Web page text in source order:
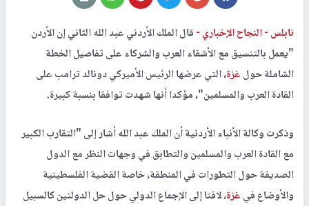
نابلس -النجاح الإخباري -قال الملك الأردني عبد الله الثاني إن الأردن
"يعمل بالتنسيق مع الأشقاء العرب والشركاء على تفاصيل الخطة
الشاملة حولغزة، التي عرضها الرئيس الأميركي دونالد ترامب على
القادة العرب والمسلمين"، مؤكدا أنها شهدت توافقا بنسبة كبيرة.
وذكرت وكالة الأنباء الأردنية أن الملك عبد الله أشار إلى "التقارب الكبير
مع القادة العرب والمسلمين والتطابق في وجهات النظر مع الدول
الصديقة حول التطورات في المنطقة، خاصة القضية الفلسطينية
والأوضاع فيغزة، لافتا إلى الإجماع الدولي حول حل الدولتين كالسبيل